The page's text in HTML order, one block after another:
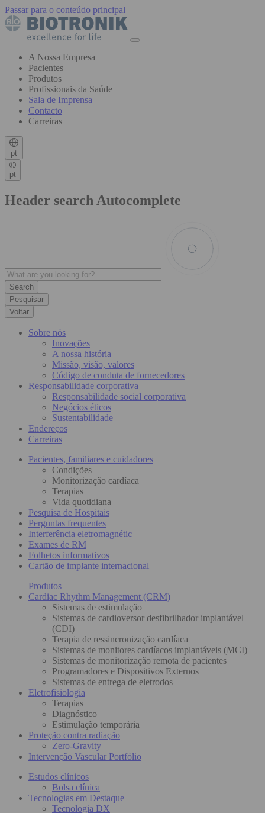
Passar para o conteúdo principal
A Nossa Empresa
Pacientes
Produtos
Profissionais da Saúde
Sala de Imprensa
Contacto
Carreiras
pt
pt
Header search Autocomplete
Pesquisar
Voltar
Sobre nós
Inovações
A nossa história
Missão, visão, valores
Código de conduta de fornecedores
Responsabilidade corporativa
Responsabilidade social corporativa
Negócios éticos
Sustentabilidade
Endereços
Carreiras
Pacientes, familiares e cuidadores
Condições
Monitorização cardíaca
Terapias
Vida quotidiana
Pesquisa de Hospitais
Perguntas frequentes
Interferência eletromagnétic
Exames de RM
Folhetos informativos
Cartão de implante internacional
Produtos
Cardiac Rhythm Management (CRM)
Sistemas de estimulação
Sistemas de cardioversor desfibrilhador implantável
(CDI)
Terapia de ressincronização cardíaca
Sistemas de monitores cardíacos implantáveis (MCI)
Sistemas de monitorização remota de pacientes
Programadores e Dispositivos Externos
Sistemas de entrega de eletrodos
Eletrofisiologia
Terapias
Diagnóstico
Estimulação temporária
Proteção contra radiação
Zero-Gravity
Intervenção Vascular Portfólio
Estudos clínicos
Bolsa clínica
Tecnologias em Destaque
Tecnologia DX